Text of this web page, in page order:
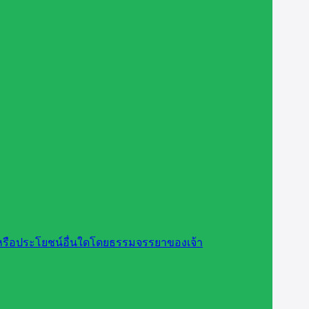
ประโยชน์อื่นใดโดยธรรมจรรยาของเจ้า